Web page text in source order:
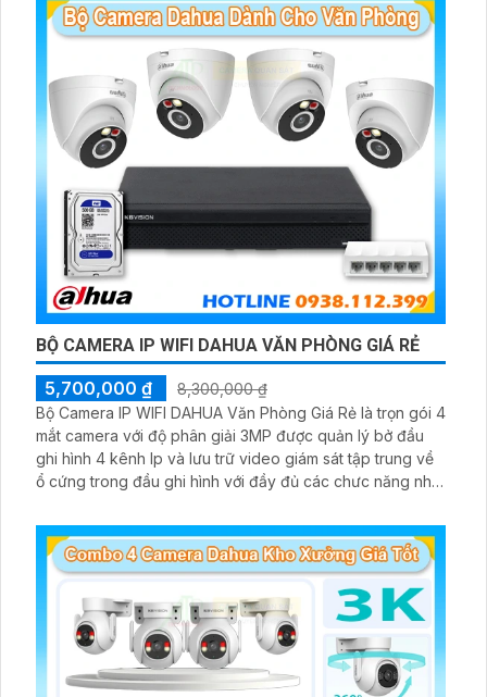
BỘ CAMERA IP WIFI DAHUA VĂN PHÒNG GIÁ RẺ
5,700,000 ₫
8,300,000 ₫
Bộ Camera IP WIFI DAHUA Văn Phòng Giá Rẻ là trọn gói 4
mắt camera với độ phân giải 3MP được quản lý bở đầu
ghi hình 4 kênh Ip và lưu trữ video giám sát tập trung về
ổ cứng trong đầu ghi hình với đầy đủ các chưc năng như
giám sát có màu vào ban đêm